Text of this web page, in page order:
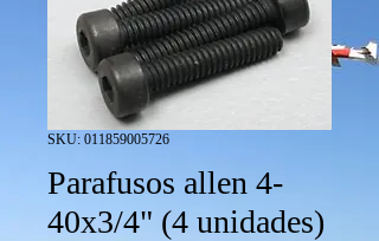
SKU: 011859005726
Parafusos allen 4-
40x3/4" (4 unidades)